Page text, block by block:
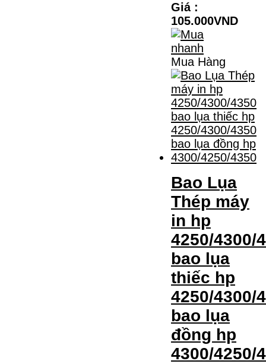
Giá :
105.000VND
Mua Hàng
Bao Lụa
Thép máy
in hp
4250/4300/
bao lụa
thiếc hp
4250/4300/
bao lụa
đồng hp
4300/4250/